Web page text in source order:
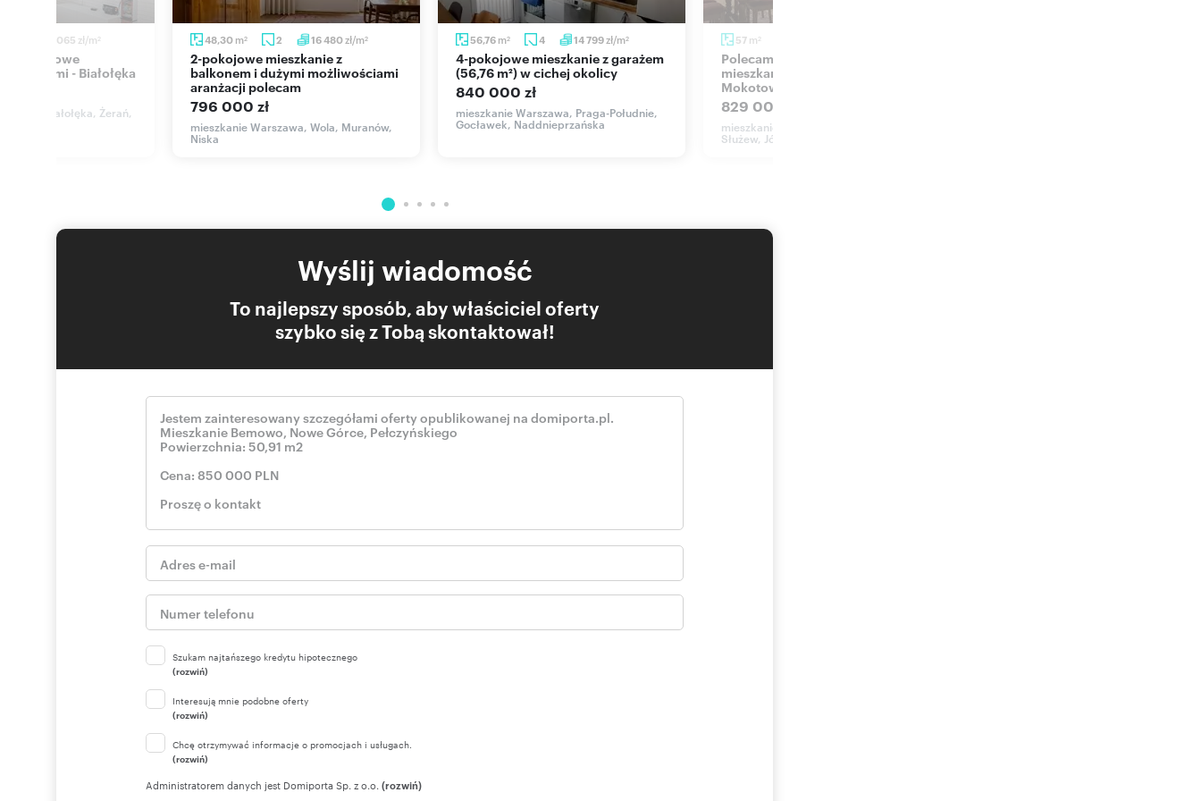
17 065 zł/m 2
- Białołęka
Białołęka, Żerań,
48,30 m2 2 16 480zł/m2
2-pokojowe mieszkanie z
balkonem i dużymi możliwościami
aranżacji polecam
796 000 zł
mieszkanie Warszawa, Wola, Muranów,
Niska
56,76 m2 4 14 799zł/m2
4-pokojowe mieszkanie z garażem
(56,76 m²) w cichej okolicy
840 000 zł
mieszkanie Warszawa, Praga-Południe,
Gocławek, Naddnieprzańska
57 m 2
Polecam przestronne 2-pokojowe
mieszkanie 57 m² z loggią na
Mokotowie
829 000 zł
mieszkanie Warszawa, Mokotów,
Służew, Józefa Elsnera
Wyślij wiadomość
To najlepszy sposób, aby właściciel oferty
szybko się z Tobą skontaktował!
Szukam najtańszego kredytu hipotecznego
(rozwiń)
Interesują mnie podobne oferty
(rozwiń)
Chcę otrzymywać informacje o promocjach i usługach.
(rozwiń)
Administratorem danych jest Domiporta Sp. z o.o. (rozwiń)